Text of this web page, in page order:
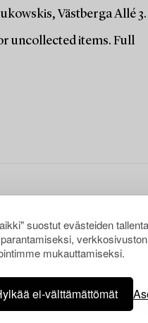
suostut evästeiden
mukauttamiseksi.
ei-välttämättömät
Västberga Allé 3.
uncollected items. Full